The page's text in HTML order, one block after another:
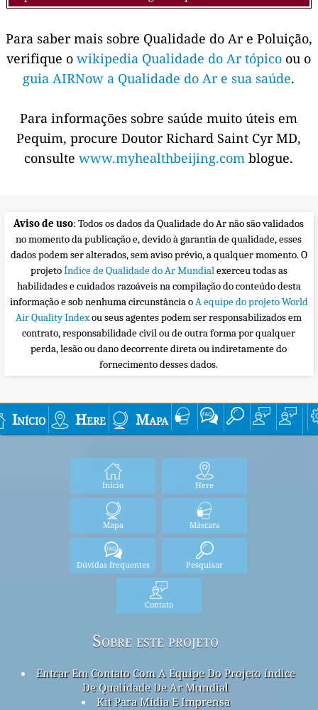
Para saber mais sobre Qualidade do Ar e Poluição,
verifique owikipedia Qualidade do Ar tópico ou o
guia AIRNow a Qualidade do Ar e sua saúde.
Para informações sobre saúde muito úteis em
Pequim, procure Doutor Richard Saint Cyr MD,
consultewww.myhealthbeijing.comblogue.
Aviso de uso: Todos os dados da Qualidade do Ar não são validados
no momento da publicação e, devido à garantia de qualidade, esses
dados podem ser alterados, sem aviso prévio, a qualquer momento. O
projetoÍndice de Qualidade do Ar Mundialexerceu todas as
habilidades e cuidados razoáveis na compilação do conteúdo desta
informação e sob nenhuma circunstância oA equipe do projeto World
Air Quality Indexou seus agentes podem ser responsabilizados em
contrato, responsabilidade civil ou de outra forma por qualquer
perda, lesão ou dano decorrente direta ou indiretamente do
fornecimento desses dados.
Início Here Mapa
Início Here
Mapa Máscara
Dúvidas frequentes Pesquisar
Contato
Sobre este projeto
Entrar Em Contato Com A Equipe Do Projeto índice
De Qualidade De Ar Mundial
Kit Para Mídia E Imprensa